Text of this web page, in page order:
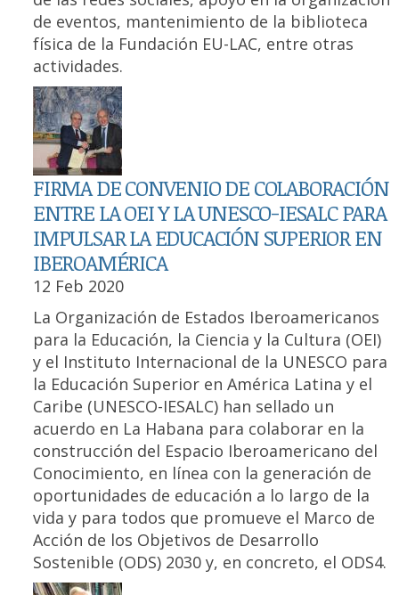
de eventos, mantenimiento de la biblioteca
física de la Fundación EU-LAC, entre otras
actividades.
FIRMA DE CONVENIO DE COLABORACIÓN
ENTRE LA OEI Y LA UNESCO-IESALC PARA
IMPULSAR LA EDUCACIÓN SUPERIOR EN
IBEROAMÉRICA
12 Feb 2020
La Organización de Estados Iberoamericanos
para la Educación, la Ciencia y la Cultura (OEI)
y el Instituto Internacional de la UNESCO para
la Educación Superior en América Latina y el
Caribe (UNESCO-IESALC) han sellado un
acuerdo en La Habana para colaborar en la
construcción del Espacio Iberoamericano del
Conocimiento, en línea con la generación de
oportunidades de educación a lo largo de la
vida y para todos que promueve el Marco de
Acción de los Objetivos de Desarrollo
Sostenible (ODS) 2030 y, en concreto, el ODS4.